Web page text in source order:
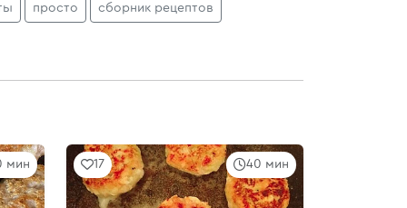
просто сборник рецептов
мин 40 мин
17